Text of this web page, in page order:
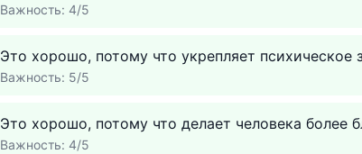
Важность: 4/5
Это хорошо, потому что укрепляет психическое
Важность: 5/5
Это хорошо, потому что делает человека более
Важность: 4/5